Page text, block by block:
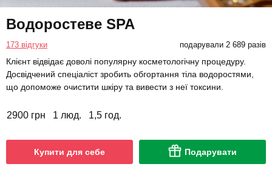
Водоростеве SPA
173 відгуки подарували 2 689 разів
Клієнт відвідає доволі популярну косметологічну процедуру.
Досвідчений спеціаліст зробить обгортання тіла водоростями,
що допоможе очистити шкіру та вивести з неї токсини.
2900 грн 1 люд. 1,5 год.
Купити для себе Подарувати